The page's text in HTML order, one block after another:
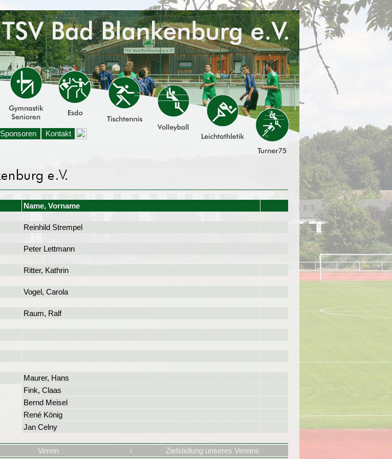
Sponsoren Kontakt
Name, Vorname
Reinhild Strempel
Peter Lettmann
Ritter, Kathrin
Vogel, Carola
Raum, Ralf
Maurer, Hans
Fink, Claas
Bernd Meisel
René König
Jan Celny
Verein › Zielstellung unseres Vereins